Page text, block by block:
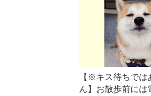
【※キス待ちでは
ん】お散歩前には